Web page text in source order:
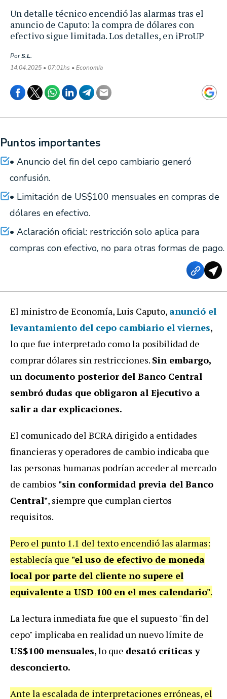
Un detalle técnico encendió las alarmas tras el
anuncio de Caputo: la compra de dólares con
efectivo sigue limitada. Los detalles, en iProUP
PorS.L.
14.04.2025 • 07:01hs • Economía
Puntos importantes
• Anuncio del fin del cepo cambiario generó
confusión.
• Limitación de US$100 mensuales en compras de
dólares en efectivo.
• Aclaración oficial: restricción solo aplica para
compras con efectivo, no para otras formas de pago.
El ministro de Economía, Luis Caputo, anunció el
levantamiento del cepo cambiario el viernes,
lo que fue interpretado como la posibilidad de
comprar dólares sin restricciones. Sin embargo,
un documento posterior del Banco Central
sembró dudas que obligaron al Ejecutivo a
salir a dar explicaciones.
El comunicado del BCRA dirigido a entidades
financieras y operadores de cambio indicaba que
las personas humanas podrían acceder al mercado
de cambios "sin conformidad previa del Banco
Central", siempre que cumplan ciertos
requisitos.
Pero el punto 1.1 del texto encendió las alarmas:
establecía que "el uso de efectivo de moneda
local por parte del cliente no supere el
equivalente a USD 100 en el mes calendario".
La lectura inmediata fue que el supuesto "fin del
cepo" implicaba en realidad un nuevo límite de
US$100 mensuales, lo que desató críticas y
desconcierto.
Ante la escalada de interpretaciones erróneas, el